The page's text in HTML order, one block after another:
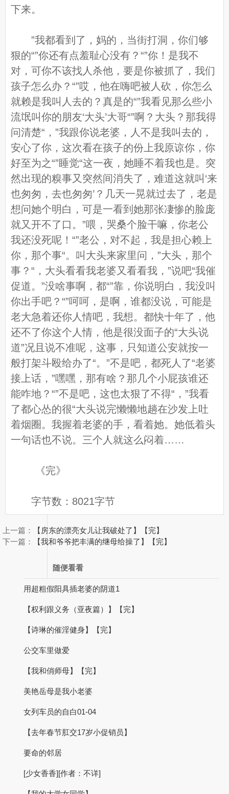
下来。
”我都看到了，妈的，当街打洞，你们够
狠的“”你还有点羞耻心没有？“”你！是我不
对，可你不该找人杀他，要是你被抓了，我们
孩子怎么办？“”哎，他在嗨吧被人砍，你怎么
就赖是我叫人去的？真是的“”我看见那么些小
流氓叫你的朋友‘大头’大哥“”啊？大头？那我得
问清楚“，”我跟你说老婆，人不是我叫去的，
安心了你，这次看在孩子的份上我原谅你，你
好至为之“”睡觉“这一夜，她睡不着我也是。突
然出现的糗事又突然间消失了，难道这就叫‘来
也匆匆，去也匆匆’？几天一晃就过去了，老是
想问她个明白，可是一看到她那张凄惨的脸庞
就又开不了口。”喂，哭桑个脸干嘛，你老公
我还没死呢！“”老公，对不起，我是担心赖上
你，那个事“。叫大头来家里问，”大头，那个
事？“，大头看看我老婆又看看我，”说吧“我催
促道。”没啥事啊，都“”靠，你说明白，我没叫
你出手吧？“”呵呵，是啊，谁都没说，可能是
老大急着还你人情吧，我想。都快十年了，他
还不了你这个人情，他是很没面子的“大头说
道”况且说不准呢，这事，只知道公安就按一
般打架斗殴给办了“。”不是吧，都死人了“老婆
接上话，”嘿嘿，那有啥？那几个小屁孩谁还
能咋地？“”不是吧，这也太狠了不得“，”我看
了都心怂的很“大头说完懒懒地趟在沙发上吐
着烟圈。我握着老婆的手，看着她。她低着头
一句话也不说。三个人就这么闷着……
《完》
字节数：8021字节
上一篇：
【房东的漂亮女儿让我破处了】【完】
下一篇：
【我和爷爷把丰满的继母给操了】【完】
随便看看
用超粗假阳具插老婆的阴道1
【权利跟义务（亚夜篇）】【完】
【诗琳的催淫健身】【完】
公交车里做爱
【我和俏师母】【完】
美艳岳母是我小老婆
女列车员的自白01-04
【去年春节肛交17岁小促销员】
要命的邻居
[少女香香][作者：不详]